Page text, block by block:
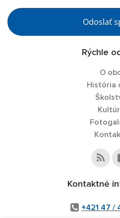
Odoslať
Rýchle
O
História
Kontaktné
+421 47 /